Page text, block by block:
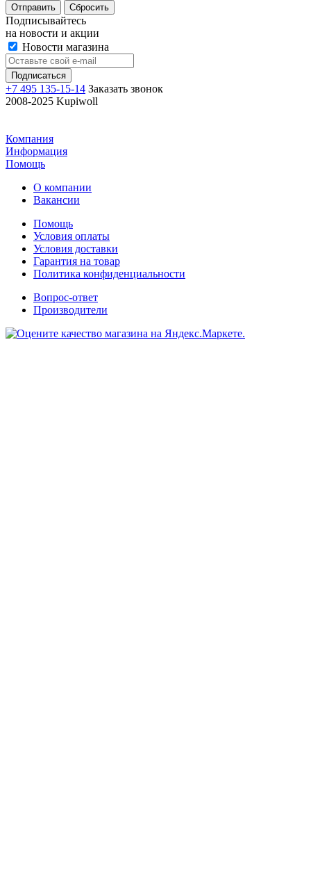
Отправить Сбросить
Подписывайтесь
на новости и акции
Новости магазина
+7 495 135-15-14 Заказать звонок
2008-2025 Kupiwoll
Компания
Информация
Помощь
О компании
Вакансии
Помощь
Условия оплаты
Условия доставки
Гарантия на товар
Политика конфиденциальности
Вопрос-ответ
Производители